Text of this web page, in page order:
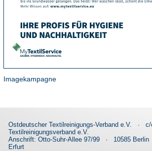
Imagekampagne
Ostdeutscher Textilreinigungs-Verband e.V. ·
c/
Textilreinigungsverband e.V.
Anschrift: Otto-Suhr-Allee 97/99
· 10585 Berlin
Erfurt